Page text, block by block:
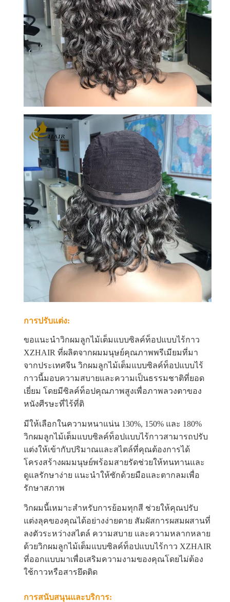
การปรับแต่ง:
ขอแนะนำวิกผมลูกไม้เต็มแบบซิลค์ท็อปแบบไร้กาว
XZHAIR ที่ผลิตจากผมมนุษย์คุณภาพพรีเมียมที่มา
จากประเทศจีน วิกผมลูกไม้เต็มแบบซิลค์ท็อปแบบไร้
กาวนี้มอบความสบายและความเป็นธรรมชาติที่ยอด
เยี่ยม โดยมีซิลค์ท็อปคุณภาพสูงเพื่อภาพลวงตาของ
หนังศีรษะที่ไร้ที่ติ
มีให้เลือกในความหนาแน่น 130%, 150% และ 180%
วิกผมลูกไม้เต็มแบบซิลค์ท็อปแบบไร้กาวสามารถปรับ
แต่งให้เข้ากับปริมาณและสไตล์ที่คุณต้องการได้
โครงสร้างผมมนุษย์พร้อมสายรัดช่วยให้ทนทานและ
ดูแลรักษาง่าย แนะนำให้ซักด้วยมือและตากลมเพื่อ
รักษาสภาพ
วิกผมนี้เหมาะสำหรับการย้อมทุกสี ช่วยให้คุณปรับ
แต่งลุคของคุณได้อย่างง่ายดาย สัมผัสการผสมผสานที่
ลงตัวระหว่างสไตล์ ความสบาย และความหลากหลาย
ด้วยวิกผมลูกไม้เต็มแบบซิลค์ท็อปแบบไร้กาว XZHAIR
ที่ออกแบบมาเพื่อเสริมความงามของคุณโดยไม่ต้อง
ใช้กาวหรือสารยึดติด
การสนับสนุนและบริการ: